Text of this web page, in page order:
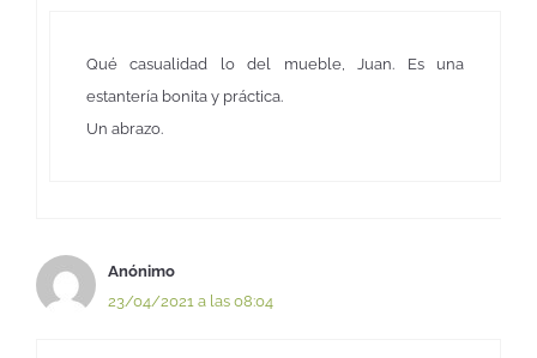
Qué casualidad lo del mueble, Juan. Es una
estantería bonita y práctica.
Un abrazo.
Anónimo
23/04/2021 a las 08:04